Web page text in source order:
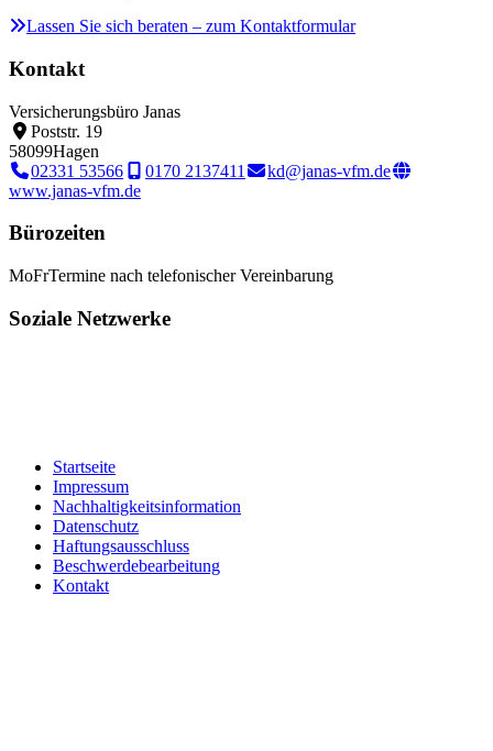
Lassen Sie sich beraten – zum Kontaktformular
Kontakt
Versicherungsbüro Janas
Poststr. 19
58099Hagen
02331 53566
0170 2137411
kd@janas-vfm.de
www.janas-vfm.de
Bürozeiten
MoFrTermine nach telefonischer Vereinbarung
Soziale Netzwerke
Startseite
Impressum
Nachhaltigkeitsinformation
Datenschutz
Haftungsausschluss
Beschwerdebearbeitung
Kontakt